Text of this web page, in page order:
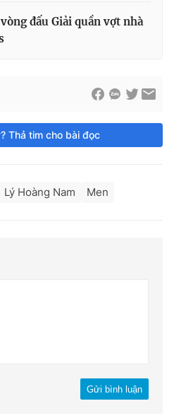
đấu Giải quần vợt nhà
Thả tim cho bài đọc
Lý Hoàng Nam Men
Gửi bình luận